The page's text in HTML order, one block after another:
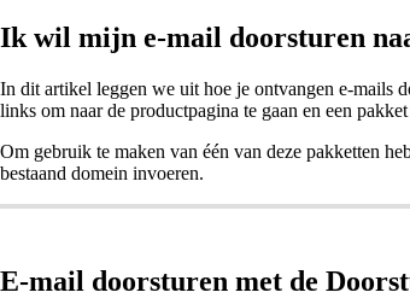
Ik wil mijn e-mail doorsturen
In dit artikel leggen we uit hoe je ontvangen e-mails
links om naar de productpagina te gaan en een
Om gebruik te maken van één van deze pakketten
bestaand domein invoeren.
E-mail doorsturen met de